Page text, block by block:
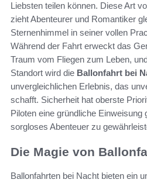
Liebsten teilen können. Diese Art
zieht Abenteurer und Romantiker
Sternenhimmel in seiner vollen
Während der Fahrt erweckt das
Traum vom Fliegen zum Leben,
Standort wird die Ballonfahrt bei
unvergleichlichen Erlebnis, das
schafft. Sicherheit hat oberste
Piloten eine gründliche Einweisung
sorgloses Abenteuer zu
Die Magie von
Ballonfahrten bei Nacht bieten ein